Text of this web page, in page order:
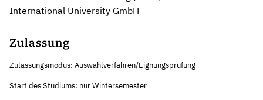
International University GmbH
Zulassung
Zulassungsmodus: Auswahlverfahren/Eignungsprüfung
Start des Studiums: nur Wintersemester